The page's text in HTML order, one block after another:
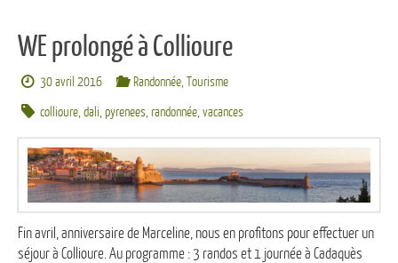
WE prolongé à Collioure
30 avril 2016 Randonnée, Tourisme
collioure,dali, pyrenees,randonnée,vacances
Fin avril, anniversaire de Marceline, nous en profitons pour effectuer un
séjour à Collioure. Au programme : 3 randos et 1 journée à Cadaquès